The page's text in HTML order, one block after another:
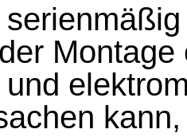
kann,